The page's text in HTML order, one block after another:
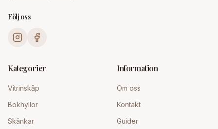
Följ oss
Kategorier
Vitrinskåp
Bokhyllor
Skänkar
Information
Om oss
Kontakt
Guider